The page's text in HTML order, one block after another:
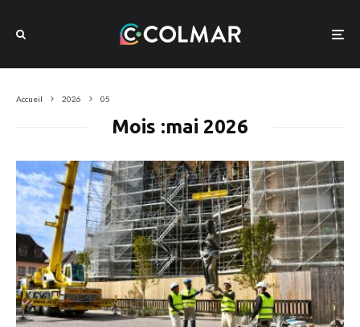
Accueil 2026 05
Mois :mai 2026